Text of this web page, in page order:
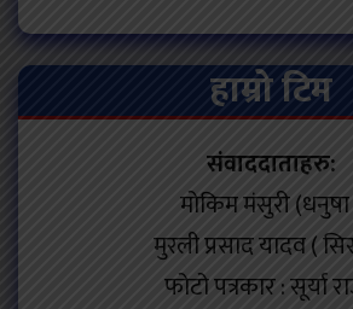
हाम्रो टिम
संवाददाताहरु:
मोकिम मंसुरी
मुरली प्रसाद यादव (
फोटो पत्रकार : सूर्या